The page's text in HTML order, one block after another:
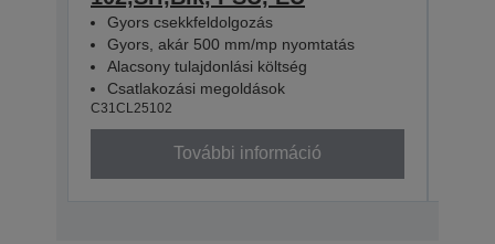
Gyors csekkfeldolgozás
Gyors, akár 500 mm/mp nyomtatás
Alacsony tulajdonlási költség
Csatlakozási megoldások
C31CL25102
További információ